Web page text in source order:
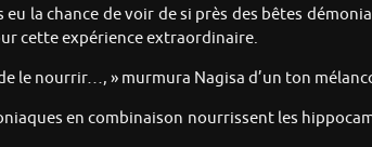
la chance de voir de si près des bêtes
cette expérience extraordinaire.
le nourrir…, » murmura Nagisa d’un ton
en combinaison nourrissent les